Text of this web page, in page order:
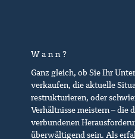
Wann?
Ganz gleich, ob Sie Ihr
verkaufen, die aktuelle
restrukturieren, oder
Verhältnisse meistern – die
verbundenen
überwältigend sein. Als